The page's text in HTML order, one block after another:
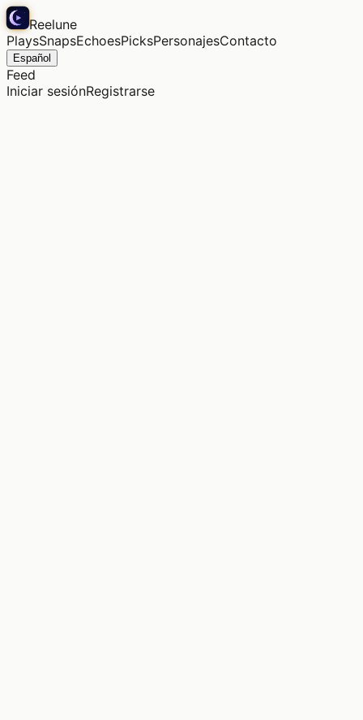
Reelune
PlaysSnapsEchoesPicksPersonajesContacto
Español
Feed
Iniciar sesiónRegistrarse